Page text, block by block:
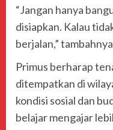
“Jangan hanya
disiapkan. Kalau
berjalan,”
Primus berharap
ditempatkan di
kondisi sosial dan
belajar mengajar